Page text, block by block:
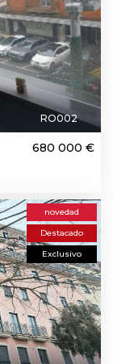
RO002
680 000 €
novedad
Destacado
Exclusivo